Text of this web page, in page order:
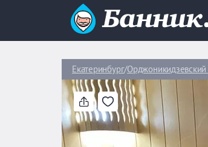
Екатеринбург Орджоникидзевский